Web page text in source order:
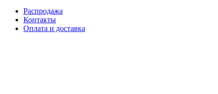
Распродажа
Контакты
Оплата и доставка